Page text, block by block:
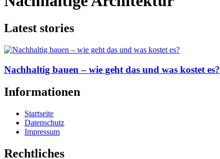
Latest stories
Nachhaltig bauen – wie geht das und was kostet es?
Informationen
Startseite
Datenschutz
Impressum
Rechtliches